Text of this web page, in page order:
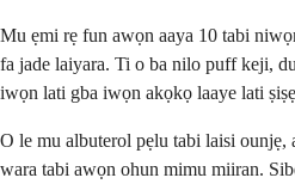
Mu ẹmi rẹ fun awọn aaya 10 tabi
fa jade laiyara. Ti o ba nilo puff keji,
iwọn lati gba iwọn akọkọ laaye lati
O le mu albuterol pẹlu tabi laisi ounjẹ,
wara tabi awọn ohun mimu miiran.